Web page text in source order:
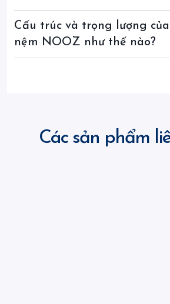
Cấu trúc và trọng lượng
nệm NOOZ như thế nào?
Các sản phẩm